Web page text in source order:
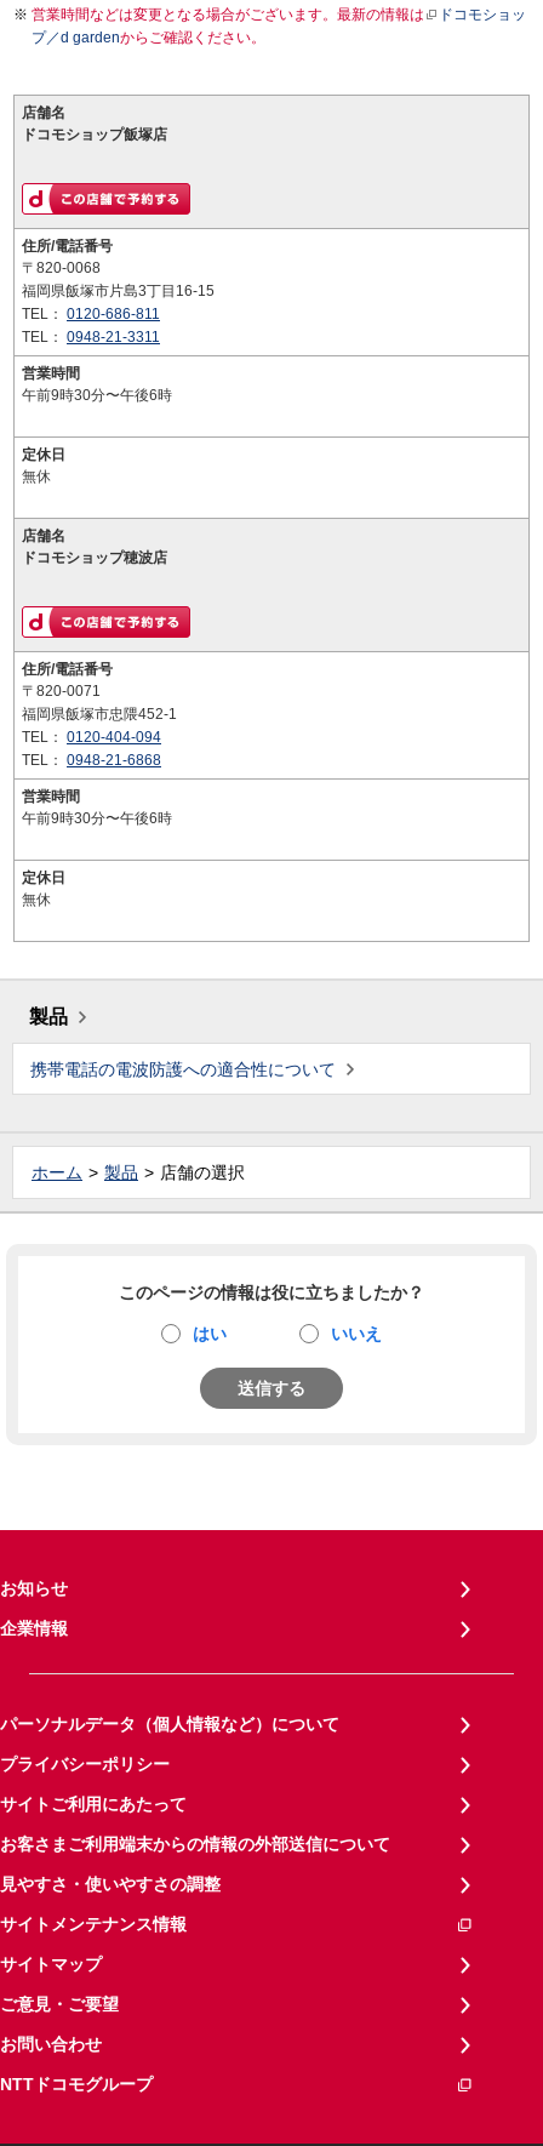
営業時間などは変更となる場合がございます。最新の情報は
ドコモショッ
プ／d gardenからご確認ください。
店舗名
ドコモショップ飯塚店
住所/電話番号
〒820-0068
福岡県飯塚市片島3丁目16-15
TEL： 0120-686-811
TEL： 0948-21-3311
営業時間
午前9時30分〜午後6時
定休日
無休
店舗名
ドコモショップ穂波店
住所/電話番号
〒820-0071
福岡県飯塚市忠隈452-1
TEL： 0120-404-094
TEL： 0948-21-6868
営業時間
午前9時30分〜午後6時
定休日
無休
製品
携帯電話の電波防護への適合性について
ホーム 製品 店舗の選択
このページの情報は役に立ちましたか？
はい いいえ
送信する
お知らせ
企業情報
パーソナルデータ（個人情報など）について
プライバシーポリシー
サイトご利用にあたって
お客さまご利用端末からの情報の外部送信について
見やすさ・使いやすさの調整
サイトメンテナンス情報
サイトマップ
ご意見・ご要望
お問い合わせ
NTTドコモグループ